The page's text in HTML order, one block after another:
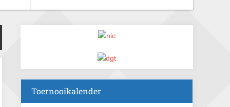
Toernooikalender